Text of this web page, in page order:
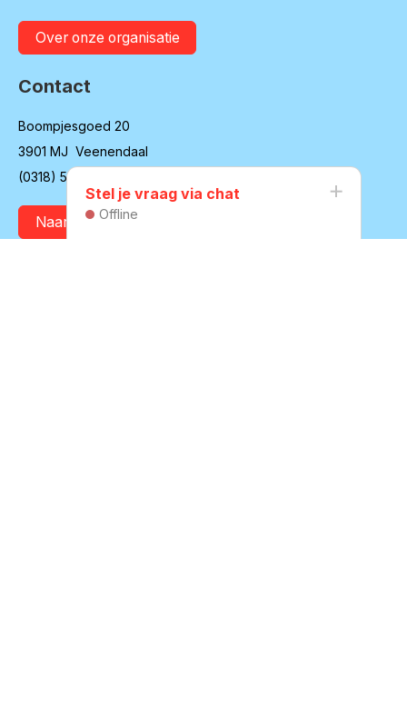
Over onze organisatie
Contact
Boompjesgoed 20
3901 MJ Veenendaal
(0318) 55 79 11
Naar contactpagina
Stel je vraag via chat
Offline